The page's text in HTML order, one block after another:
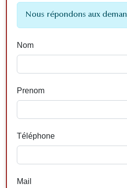
Nous répondons aux
Nom
Prenom
Téléphone
Mail